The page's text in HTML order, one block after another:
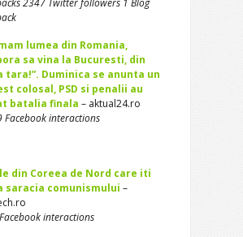
2347 Twitter followers 1 Blog
lumea din Romania,
sa vina la Bucuresti, din
tara!”. Duminica se anunta un
colosal, PSD si penalii au
batalia finala – aktual24.ro
Facebook interactions
din Coreea de Nord care iti
saracia comunismului –
interactions